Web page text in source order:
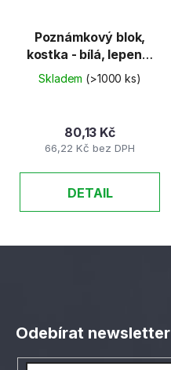
Poznámkový blok,
kostka - bílá, lepená,
9 x 9 x 4,5 cm
Skladem (>1000 ks)
66,22 Kč bez DPH
80,13 Kč
DETAIL
Odebírat newsletter